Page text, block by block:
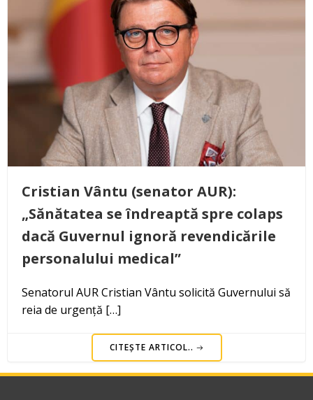
Cristian Vântu (senator AUR):
„Sănătatea se îndreaptă spre colaps
dacă Guvernul ignoră revendicările
personalului medical”
Senatorul AUR Cristian Vântu solicită Guvernului să
reia de urgență […]
CITEȘTE ARTICOL..